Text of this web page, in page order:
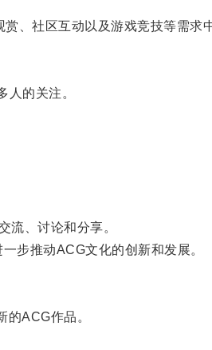
社区互动以及游戏竞技等需求
的关注。
、讨论和分享。
步推动ACG文化的创新和发展。
ACG作品。